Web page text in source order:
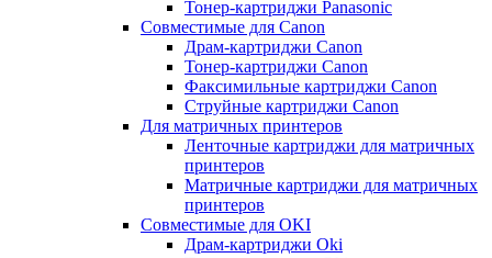
Тонер-картриджи Panasonic
Совместимые для Canon
Драм-картриджи Canon
Тонер-картриджи Canon
Факсимильные картриджи Canon
Струйные картриджи Canon
Для матричных принтеров
Ленточные картриджи для матричных
принтеров
Матричные картриджи для матричных
принтеров
Совместимые для OKI
Драм-картриджи Oki